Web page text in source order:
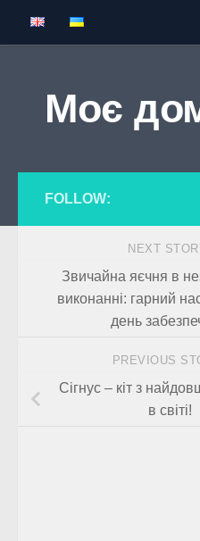
Skip to content
Моє
FOLLOW:
NEXT
Звичайна яєчня в
виконанні: гарний
день
PREVIOUS
Сігнус – кіт з
в світі!